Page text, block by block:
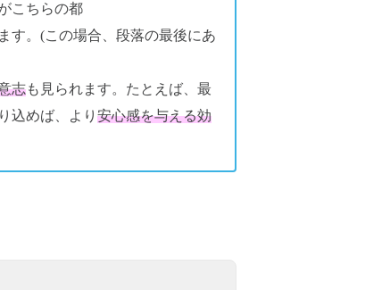
こちらの都
す。(この場合、段落の最後にあ
志も見られます。たとえば、最
込めば、より 安心感を与える効